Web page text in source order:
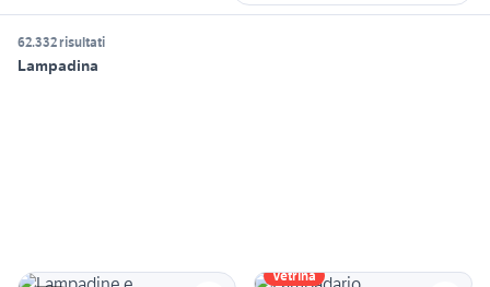
62.332 risultati
Lampadina
Vetrina